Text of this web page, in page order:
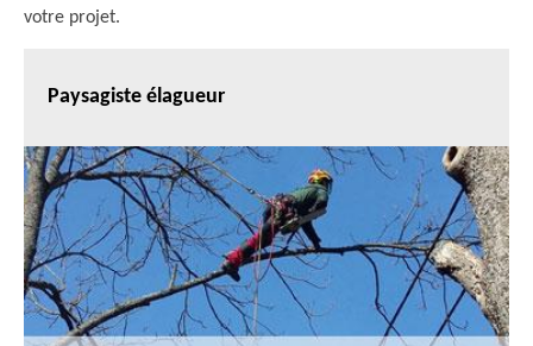
votre projet.
Paysagiste élagueur